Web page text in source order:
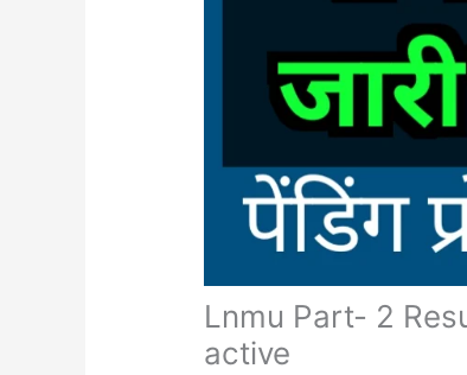
Lnmu Part- 2
active